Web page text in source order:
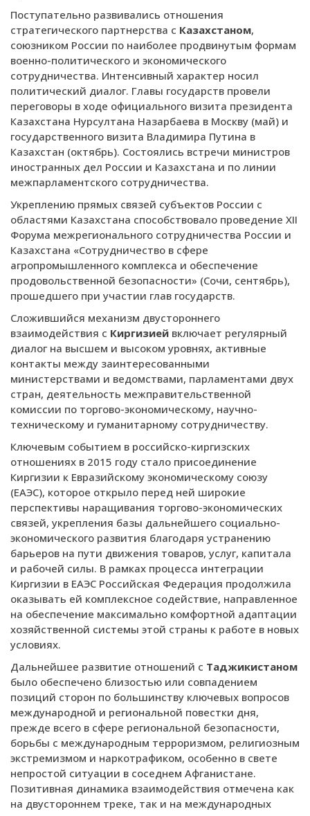
Поступательно развивались отношения
стратегического партнерства с Казахстаном,
союзником России по наиболее продвинутым формам
военно-политического и экономического
сотрудничества. Интенсивный характер носил
политический диалог. Главы государств провели
переговоры в ходе официального визита президента
Казахстана Нурсултана Назарбаева в Москву (май) и
государственного визита Владимира Путина в
Казахстан (октябрь). Состоялись встречи министров
иностранных дел России и Казахстана и по линии
межпарламентского сотрудничества.
Укреплению прямых связей субъектов России с
областями Казахстана способствовало проведение ХII
Форума межрегионального сотрудничества России и
Казахстана «Сотрудничество в сфере
агропромышленного комплекса и обеспечение
продовольственной безопасности» (Сочи, сентябрь),
прошедшего при участии глав государств.
Сложившийся механизм двустороннего
взаимодействия с Киргизией включает регулярный
диалог на высшем и высоком уровнях, активные
контакты между заинтересованными
министерствами и ведомствами, парламентами двух
стран, деятельность межправительственной
комиссии по торгово-экономическому, научно-
техническому и гуманитарному сотрудничеству.
Ключевым событием в российско-киргизских
отношениях в 2015 году стало присоединение
Киргизии к Евразийскому экономическому союзу
(ЕАЭС), которое открыло перед ней широкие
перспективы наращивания торгово-экономических
связей, укрепления базы дальнейшего социально-
экономического развития благодаря устранению
барьеров на пути движения товаров, услуг, капитала
и рабочей силы. В рамках процесса интеграции
Киргизии в ЕАЭС Российская Федерация продолжила
оказывать ей комплексное содействие, направленное
на обеспечение максимально комфортной адаптации
хозяйственной системы этой страны к работе в новых
условиях.
Дальнейшее развитие отношений с Таджикистаном
было обеспечено близостью или совпадением
позиций сторон по большинству ключевых вопросов
международной и региональной повестки дня,
прежде всего в сфере региональной безопасности,
борьбы с международным терроризмом, религиозным
экстремизмом и наркотрафиком, особенно в свете
непростой ситуации в соседнем Афганистане.
Позитивная динамика взаимодействия отмечена как
на двустороннем треке, так и на международных